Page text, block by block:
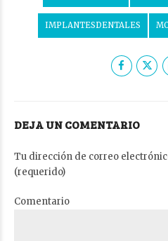
IMPLANTESDENTALES
DEJA UN COMENTARIO
Tu dirección de correo
(requerido)
Comentario